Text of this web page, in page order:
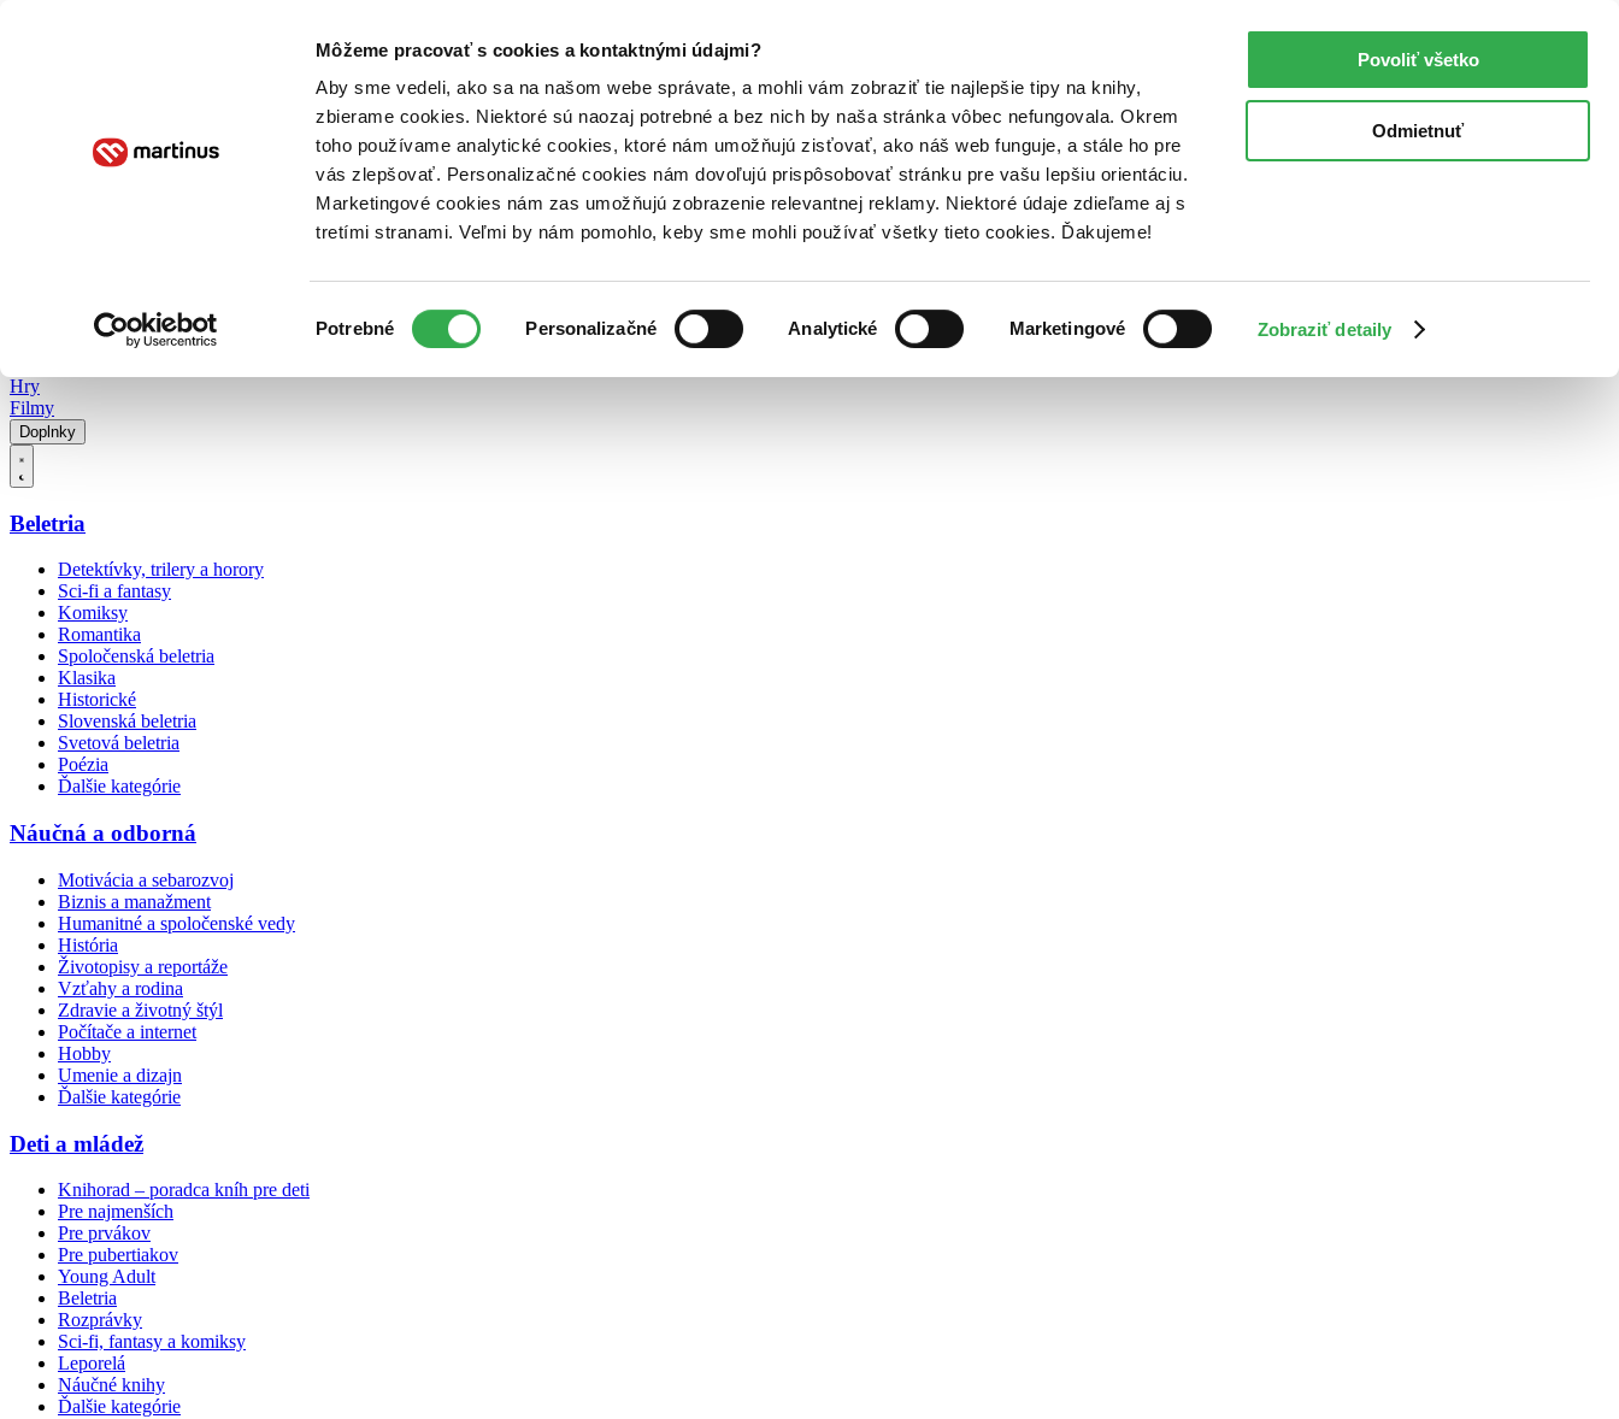
Môžeme pracovať s cookies a kontaktnými údajmi?
Aby sme vedeli, ako sa na našom webe správate, a mohli vám zobraziť tie najlepšie tipy na knihy,
zbierame cookies. Niektoré sú naozaj potrebné a bez nich by naša stránka vôbec nefungovala. Okrem
toho používame analytické cookies, ktoré nám umožňujú zisťovať, ako náš web funguje, a stále ho pre
vás zlepšovať. Personalizačné cookies nám dovoľujú prispôsobovať stránku pre vašu lepšiu orientáciu.
Marketingové cookies nám zas umožňujú zobrazenie relevantnej reklamy. Niektoré údaje zdieľame aj s
tretími stranami. Veľmi by nám pomohlo, keby sme mohli používať všetky tieto cookies. Ďakujeme!
súhlasu
Potrebné Personalizačné Analytické Marketingové Zobraziť detaily
Povoliť všetko
Odmietnuť
Poukážky Kontakt
Hry
Filmy
Doplnky
Beletria
Detektívky, trilery a horory
Sci-fi a fantasy
Komiksy
Romantika
Spoločenská beletria
Klasika
Historické
Slovenská beletria
Svetová beletria
Poézia
Ďalšie kategórie
Náučná a odborná
Motivácia a sebarozvoj
Biznis a manažment
Humanitné a spoločenské vedy
História
Životopisy a reportáže
Vzťahy a rodina
Zdravie a životný štýl
Počítače a internet
Hobby
Umenie a dizajn
Ďalšie kategórie
Deti a mládež
Knihorad – poradca kníh pre deti
Pre najmenších
Pre prvákov
Pre pubertiakov
Young Adult
Beletria
Rozprávky
Sci-fi, fantasy a komiksy
Leporelá
Náučné knihy
Ďalšie kategórie